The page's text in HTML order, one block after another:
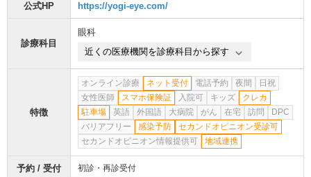
公式HP https://yogi-eye.com/
診療科目
眼科
近くの医療機関を診療科目から探す
特徴
オンライン診療 ネット受付 電話予約 夜間
日祝
女性医師
スマホ保険証 入院可 キッズ
クレカ
駐車場
英語 外国語 大病院 がん 在宅 訪問
DPC
バリアフリー
感染予防
セカンドオピニオン受診可
セカンドオピニオン情報提供可
地域連携
予約 / 受付 初診・再診受付